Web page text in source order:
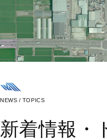
NEWS / TOPICS
新着情報・